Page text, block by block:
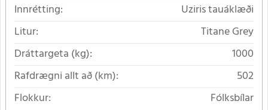
Innrétting:
Uziris tauáklæði
Litur:
Titane Grey
Dráttargeta (kg):
1000
Rafdrægni allt að (km):
502
Flokkur:
Fólksbílar